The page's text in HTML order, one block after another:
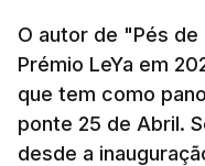
O autor de "Pés
Prémio LeYa em
que tem como
ponte 25 de Abril.
desde a